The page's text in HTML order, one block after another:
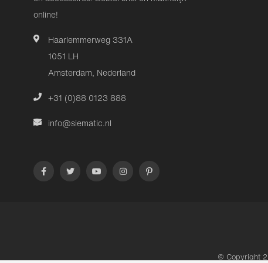
online!
Haarlemmerweg 331A
1051 LH
Amsterdam, Nederland
+31 (0)88 0123 888
info@siematic.nl
© Copyright